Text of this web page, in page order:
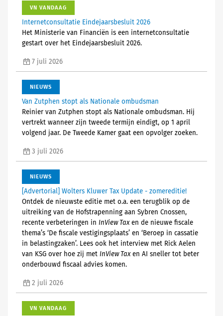
VN VANDAAG
Internetconsultatie Eindejaarsbesluit 2026
Het Ministerie van Financiën is een internetconsultatie
gestart over het Eindejaarsbesluit 2026.
7 juli 2026
NIEUWS
Van Zutphen stopt als Nationale ombudsman
Reinier van Zutphen stopt als Nationale ombudsman. Hij
vertrekt wanneer zijn tweede termijn eindigt, op 1 april
volgend jaar. De Tweede Kamer gaat een opvolger zoeken.
3 juli 2026
NIEUWS
[Advertorial] Wolters Kluwer Tax Update - zomereditie!
Ontdek de nieuwste editie met o.a. een terugblik op de
uitreiking van de Hofstrapenning aan Sybren Cnossen,
recente verbeteringen in InView Taxen de nieuwe fiscale
thema’s ‘De fiscale vestigingsplaats’ en ‘Beroep in cassatie
in belastingzaken’. Lees ook het interview met Rick Aelen
van KSG over hoe zij met InView Taxen AI sneller tot beter
onderbouwd fiscaal advies komen.
2 juli 2026
VN VANDAAG